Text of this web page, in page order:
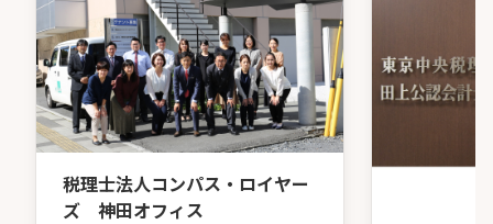
税理士法人コンパス・ロイヤー
ズ 神田オフィス